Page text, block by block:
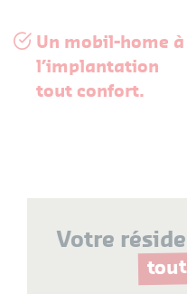
Un mobil-home à
l’implantation
tout confort.
Votre